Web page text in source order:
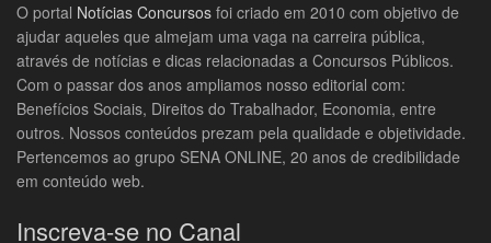
O portal Notícias Concursos foi criado em 2010 com objetivo de
ajudar aqueles que almejam uma vaga na carreira pública,
através de notícias e dicas relacionadas a Concursos Públicos.
Com o passar dos anos ampliamos nosso editorial com:
Benefícios Sociais, Direitos do Trabalhador, Economia, entre
outros. Nossos conteúdos prezam pela qualidade e objetividade.
Pertencemos ao grupo SENA ONLINE, 20 anos de credibilidade
em conteúdo web.
Inscreva-se no Canal